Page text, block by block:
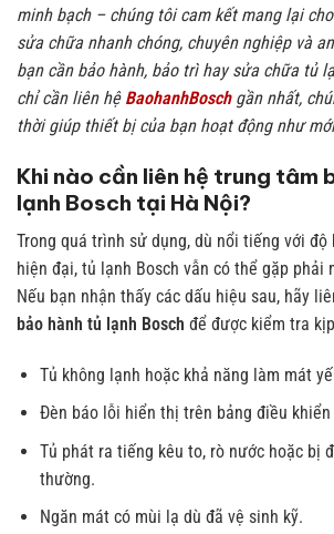
minh bạch – chúng tôi cam kết mang lại
sửa chữa nhanh chóng, chuyên nghiệp và
bạn cần bảo hành, bảo trì hay sửa chữa tủ
chỉ cần liên hệ BaohanhBoschgần nhất,
thời giúp thiết bị của bạn hoạt động như
Khi nào cần liên hệ trung tâm
lạnh Bosch tại Hà Nội?
Trong quá trình sử dụng, dù nổi tiếng với độ
hiện đại, tủ lạnh Bosch vẫn có thể gặp phải
Nếu bạn nhận thấy các dấu hiệu sau, hãy
bảo hành tủ lạnh Bosch để được kiểm tra
Tủ không lạnh hoặc khả năng làm mát
Đèn báo lỗi hiển thị trên bảng điều khiển
Tủ phát ra tiếng kêu to, rò nước hoặc bị
thường.
Ngăn mát có mùi lạ dù đã vệ sinh kỹ.